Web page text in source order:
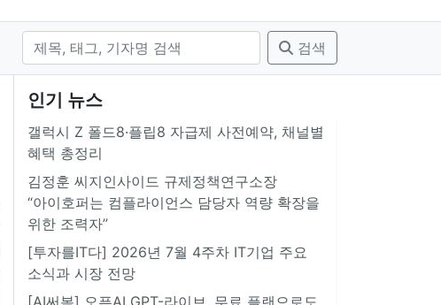
검색
인기 뉴스
갤럭시 Z 폴드8·플립8 자급제 사전예약, 채널별
혜택 총정리
김정훈 씨지인사이드 규제정책연구소장
“아이호퍼는 컴플라이언스 담당자 역량 확장을
위한 조력자”
[투자를IT다] 2026년 7월 4주차 IT기업 주요
소식과 시장 전망
[AI써봄] 오픈AI GPT-라이브, 무료 플랜으로도